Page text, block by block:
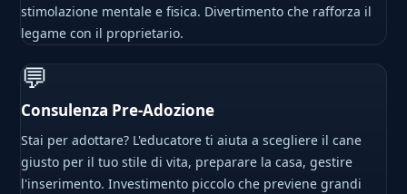
stimolazione mentale e fisica. Divertimento che rafforza il
legame con il proprietario.
💬
Consulenza Pre-Adozione
Stai per adottare? L'educatore ti aiuta a scegliere il cane
giusto per il tuo stile di vita, preparare la casa, gestire
l'inserimento. Investimento piccolo che previene grandi